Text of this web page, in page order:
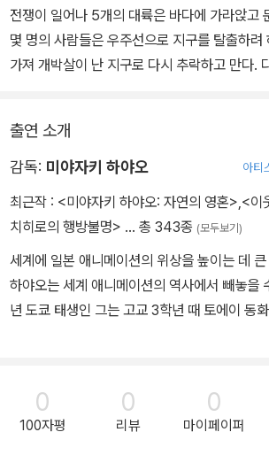
전쟁이 일어나 5개의 대륙은 바다에 가라앉고
몇 명의 사람들은 우주선으로 지구를 탈출하려
가져 개박살이 난 지구로 다시 추락하고 만다.
생활을 일군다.
20년 후, 그들은 모두 죽고 한 사람만이 남았
지는 혹시 인류가 멸망한 것은 아닌지, 자신이
질 코난은 어떻게 될지를 늘 걱정하고 있다.
그러던 어느 날, 바다에서 낯선 소녀 라나가 떠
라나에 의해 지상에는 아직 인류가 남아있다는
이대도 비슷한 코난과 라나는 어느새 친구가
출연 소개
감독: 미야자키 하야오 아티
최근작 : <미야자키 하야오: 자연의 영혼> <이
치히로의 행방불명> … 총 343종 (모두보기)
세계에 일본 애니메이션의 위상을 높이는 데
하야오는 세계 애니메이션의 역사에서 빼놓을
년 도쿄 태생인 그는 고교 3학년 때 토에이 동
사. 〈걸리버의 우주여행〉으로 두각을 나타내
극장용 장편 〈아리바바와 40마리의 도적〉의
당했다. 이후 A 프로덕션으로 이적하여 다양한
0
100자평
0
리뷰
0
마이페이퍼